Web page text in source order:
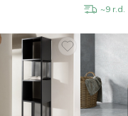
~9 r.d.